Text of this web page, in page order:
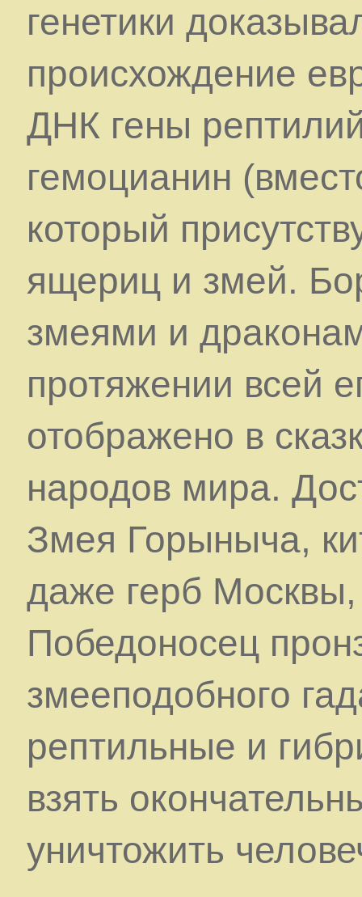
генетики
происхождение
ДНК гены
гемоцианин
который
ящериц и змей.
змеями и
протяжении всей
отображено в
народов мира.
Змея Горыныча,
даже герб
Победоносец
змееподобного
рептильные и
взять
уничтожить